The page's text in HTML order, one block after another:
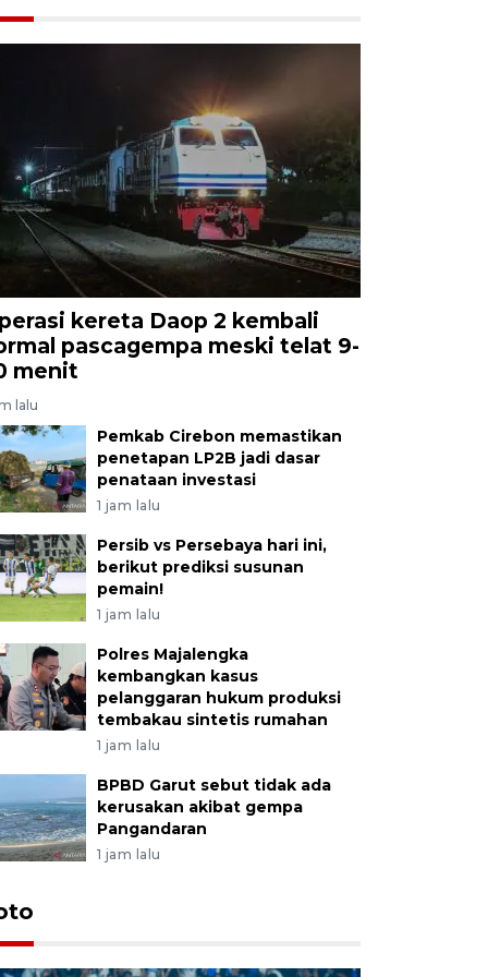
kereta Daop 2 kembali
pascagempa meski telat 9-
menit
lalu
Pemkab Cirebon memastikan
penetapan LP2B jadi dasar
penataan investasi
1 jam lalu
Persib vs Persebaya hari ini,
berikut prediksi susunan
pemain!
1 jam lalu
Polres Majalengka
kembangkan kasus
pelanggaran hukum produksi
tembakau sintetis rumahan
1 jam lalu
BPBD Garut sebut tidak ada
kerusakan akibat gempa
Pangandaran
1 jam lalu